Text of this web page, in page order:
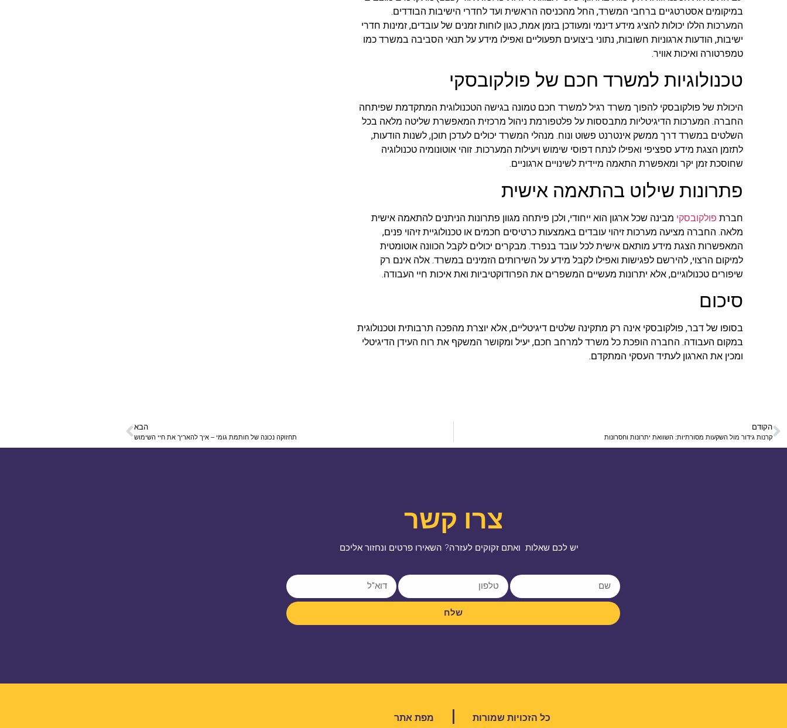
במיקומים אסטרטגיים ברחבי המשרד, החל מהכניסה הראשית ועד לחדרי הישיבות הבודדים.
המערכות הללו יכולות להציג מידע דינמי ומעודכן בזמן אמת, כגון לוחות זמנים של עובדים, זמינות חדרי
ישיבות, הודעות ארגוניות חשובות, נתוני ביצועים תפעוליים ואפילו מידע על תנאי הסביבה במשרד כמו
טמפרטורה ואיכות אוויר.
טכנולוגיות למשרד חכם של פולקובסקי
היכולת של פולקובסקי להפוך משרד רגיל למשרד חכם טמונה בגישה הטכנולוגית המתקדמת שפיתחה
החברה. המערכות הדיגיטליות מתבססות על פלטפורמת ניהול מרכזית המאפשרת שליטה מלאה בכל
השלטים במשרד דרך ממשק אינטרנט פשוט ונוח. מנהלי המשרד יכולים לעדכן תוכן, לשנות הודעות,
לתזמן הצגת מידע ספציפי ואפילו לנתח דפוסי שימוש ויעילות המערכות. זוהי אוטונומיה טכנולוגיה
שחוסכת זמן יקר ומאפשרת התאמה מיידית לשינויים ארגוניים.
פתרונות שילוט בהתאמה אישית
חברת פולקובסקי מבינה שכל ארגון הוא ייחודי, ולכן פיתחה מגוון פתרונות הניתנים להתאמה אישית
מלאה. החברה מציעה מערכות זיהוי עובדים באמצעות כרטיסים חכמים או טכנולוגיית זיהוי פנים,
המאפשרות הצגת מידע מותאם אישית לכל עובד בנפרד. מבקרים יכולים לקבל הכוונה אוטומטית
למיקום הרצוי, להירשם לפגישות ואפילו לקבל מידע על השירותים הזמינים במשרד. אלה אינם רק
שיפורים טכנולוגיים, אלא יתרונות מעשיים המשפרים את הפרודוקטיביות ואת איכות חיי העבודה.
סיכום
בסופו של דבר, פולקובסקי אינה רק מתקינה שלטים דיגיטליים, אלא יוצרת מהפכה תרבותית וטכנולוגית
במקום העבודה. החברה הופכת כל משרד למרחב חכם, יעיל ומקושר המשקף את רוח העידן הדיגיטלי
ומכין את הארגון לעתיד העסקי המתקדם.
הקודם
קרנות גידור מול השקעות מסורתיות: השוואת יתרונות וחסרונות
הבא
תחזוקה נכונה של חותמת גומי – איך להאריך את חיי השימוש
צרו קשר
יש לכם שאלות ואתם זקוקים לעזרה? השאירו פרטים ונחזור אליכם
שלח
כל הזכויות שמורות | מפת אתר